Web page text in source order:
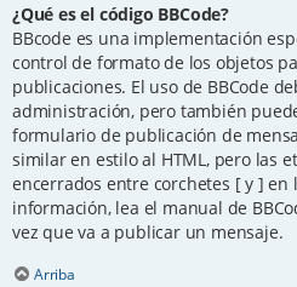
¿Qué es el código BBCode?
BBcode es una implementación
control de formato de los objetos
publicaciones. El uso de BBCode
administración, pero también
formulario de publicación de
similar en estilo al HTML, pero las
encerrados entre corchetes [ y ] en
información, lea el manual de
vez que va a publicar un mensaje.
Arriba